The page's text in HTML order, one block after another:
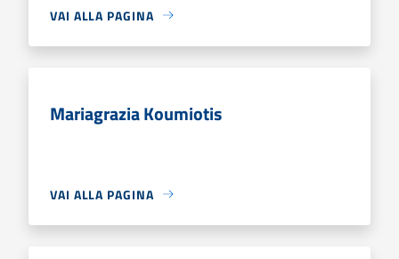
VAI ALLA PAGINA
Mariagrazia Koumiotis
VAI ALLA PAGINA